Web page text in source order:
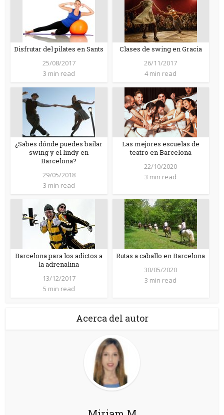
Disfrutar del pilates en Sants
25/08/2017
3 min read
Clases de swing en Gracia
26/11/2017
4 min read
¿Sabes dónde puedes bailar
swing y el lindy en
Barcelona?
29/05/2018
3 min read
Las mejores escuelas de
teatro en Barcelona
22/10/2020
3 min read
Barcelona para los adictos a
la adrenalina
13/12/2017
5 min read
Rutas a caballo en Barcelona
30/05/2020
3 min read
Acerca del autor